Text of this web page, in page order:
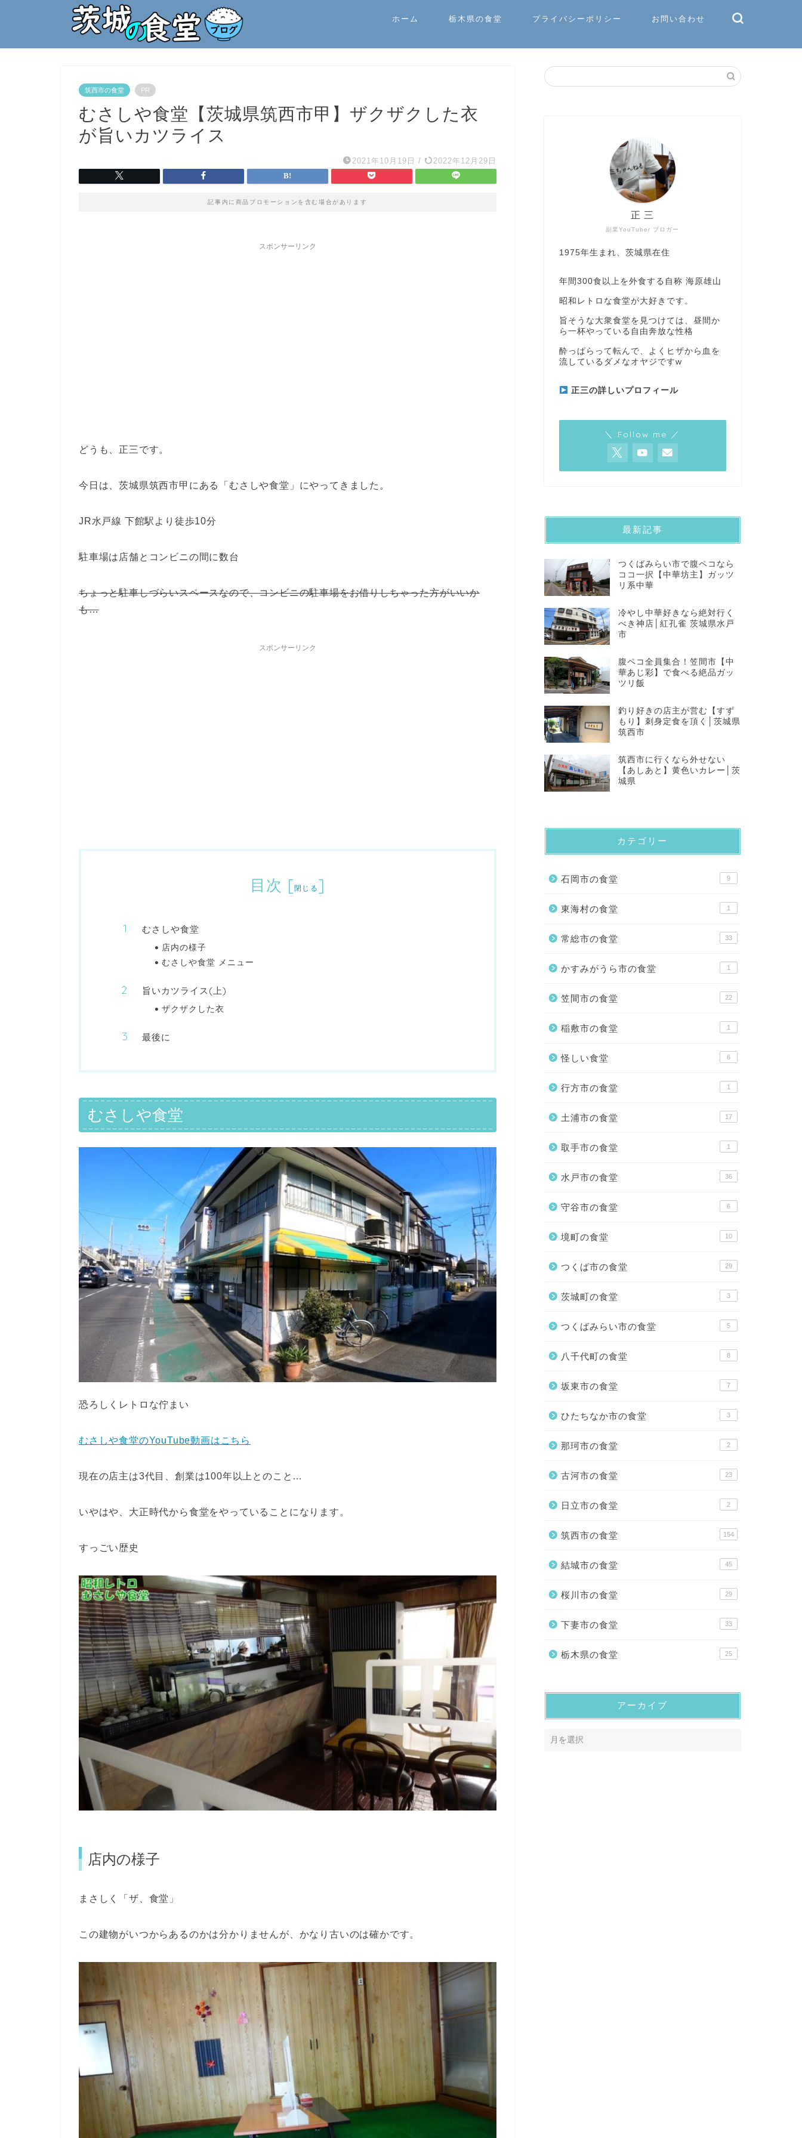
ホーム 栃木県の食堂 プライバシーポリシー お問い合わせ
筑西市の食堂 PR
むさしや食堂【茨城県筑西市甲】ザクザクした衣
が旨いカツライス
2021年10月19日 / 2022年12月29日
記事内に商品プロモーションを含む場合があります
スポンサーリンク
どうも、正三です。
今日は、茨城県筑西市甲にある「むさしや食堂」にやってきました。
JR水戸線 下館駅より徒歩10分
駐車場は店舗とコンビニの間に数台
ちょっと駐車しづらいスペースなので、コンビニの駐車場をお借りしちゃった方がいいか
も…
スポンサーリンク
目次 [閉じる ]
むさしや食堂
店内の様子
むさしや食堂 メニュー
旨いカツライス(上)
ザクザクした衣
最後に
むさしや食堂
恐ろしくレトロな佇まい
むさしや食堂のYouTube動画はこちら
現在の店主は3代目、創業は100年以上とのこと…
いやはや、大正時代から食堂をやっていることになります。
すっごい歴史
店内の様子
まさしく「ザ、食堂」
この建物がいつからあるのかは分かりませんが、かなり古いのは確かです。
副業YouTuber ブロガー
正 三
1975年生まれ、茨城県在住
年間300食以上を外食する自称 海原雄山
昭和レトロな食堂が大好きです。
旨そうな大衆食堂を見つけては、昼間か
ら一杯やっている自由奔放な性格
酔っぱらって転んで、よくヒザから血を
流しているダメなオヤジですw
正三の詳しいプロフィール
＼ Follow me ／
最新記事
つくばみらい市で腹ペコなら
ココ一択【中華坊主】ガッツ
リ系中華
冷やし中華好きなら絶対行く
べき神店│紅孔雀 茨城県水戸
市
​腹ペコ全員集合！笠間市【中
華あじ彩】で食べる絶品ガッ
ツリ飯
釣り好きの店主が営む【すず
もり】刺身定食を頂く│茨城県
筑西市
​筑西市に行くなら外せない
【あしあと】黄色いカレー│茨
城県
カテゴリー
石岡市の食堂 9
東海村の食堂 1
常総市の食堂 33
かすみがうら市の食堂 1
笠間市の食堂 22
稲敷市の食堂 1
怪しい食堂 6
行方市の食堂 1
土浦市の食堂 17
取手市の食堂 1
水戸市の食堂 36
守谷市の食堂 6
境町の食堂 10
つくば市の食堂 29
茨城町の食堂 3
つくばみらい市の食堂 5
八千代町の食堂 8
坂東市の食堂 7
ひたちなか市の食堂 3
那珂市の食堂 2
古河市の食堂 23
日立市の食堂 2
筑西市の食堂 154
結城市の食堂 45
桜川市の食堂 29
下妻市の食堂 33
栃木県の食堂 25
アーカイブ